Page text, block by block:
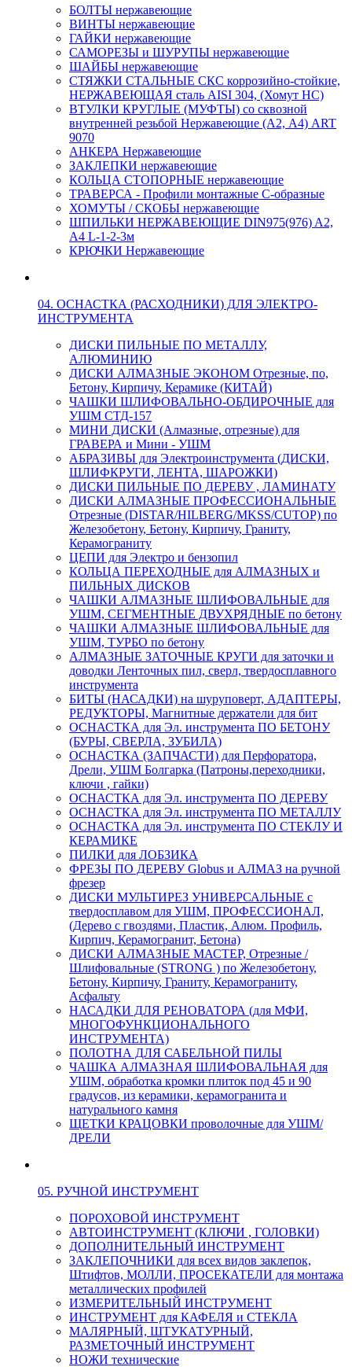
БОЛТЫ нержавеющие
ВИНТЫ нержавеющие
ГАЙКИ нержавеющие
САМОРЕЗЫ и ШУРУПЫ нержавеющие
ШАЙБЫ нержавеющие
СТЯЖКИ СТАЛЬНЫЕ СКС коррозийно-стойкие,
НЕРЖАВЕЮЩАЯ сталь AISI 304, (Хомут НС)
ВТУЛКИ КРУГЛЫЕ (МУФТЫ) со сквозной
внутренней резьбой Нержавеющие (А2, А4) ART
9070
АНКЕРА Нержавеющие
ЗАКЛЕПКИ нержавеющие
КОЛЬЦА СТОПОРНЫЕ нержавеющие
ТРАВЕРСА - Профили монтажные С-образные
ХОМУТЫ / СКОБЫ нержавеющие
ШПИЛЬКИ НЕРЖАВЕЮЩИЕ DIN975(976) A2,
А4 L-1-2-3м
КРЮЧКИ Нержавеющие
04. ОСНАСТКА (РАСХОДНИКИ) ДЛЯ ЭЛЕКТРО-
ИНСТРУМЕНТА
ДИСКИ ПИЛЬНЫЕ ПО МЕТАЛЛУ,
АЛЮМИНИЮ
ДИСКИ АЛМАЗНЫЕ ЭКОНОМ Отрезные, по,
Бетону, Кирпичу, Керамике (КИТАЙ)
ЧАШКИ ШЛИФОВАЛЬНО-ОБДИРОЧНЫЕ для
УШМ СТД-157
МИНИ ДИСКИ (Алмазные, отрезные) для
ГРАВЕРА и Мини - УШМ
АБРАЗИВЫ для Электроинструмента (ДИСКИ,
ШЛИФКРУГИ, ЛЕНТА, ШАРОЖКИ)
ДИСКИ ПИЛЬНЫЕ ПО ДЕРЕВУ , ЛАМИНАТУ
ДИСКИ АЛМАЗНЫЕ ПРОФЕССИОНАЛЬНЫЕ
Отрезные (DISTAR/HILBERG/MKSS/CUTOP) по
Железобетону, Бетону, Кирпичу, Граниту,
Керамограниту
ЦЕПИ для Электро и бензопил
КОЛЬЦА ПЕРЕХОДНЫЕ для АЛМАЗНЫХ и
ПИЛЬНЫХ ДИСКОВ
ЧАШКИ АЛМАЗНЫЕ ШЛИФОВАЛЬНЫЕ для
УШМ, СЕГМЕНТНЫЕ ДВУХРЯДНЫЕ по бетону
ЧАШКИ АЛМАЗНЫЕ ШЛИФОВАЛЬНЫЕ для
УШМ, ТУРБО по бетону
АЛМАЗНЫЕ ЗАТОЧНЫЕ КРУГИ для заточки и
доводки Ленточных пил, сверл, твердосплавного
инструмента
БИТЫ (НАСАДКИ) на шуруповерт, АДАПТЕРЫ,
РЕДУКТОРЫ, Магнитные держатели для бит
ОСНАСТКА для Эл. инструмента ПО БЕТОНУ
(БУРЫ, СВЕРЛА, ЗУБИЛА)
ОСНАСТКА (ЗАПЧАСТИ) для Перфоратора,
Дрели, УШМ Болгарка (Патроны,переходники,
ключи , гайки)
ОСНАСТКА для Эл. инструмента ПО ДЕРЕВУ
ОСНАСТКА для Эл. инструмента ПО МЕТАЛЛУ
ОСНАСТКА для Эл. инструмента ПО СТЕКЛУ И
КЕРАМИКЕ
ПИЛКИ для ЛОБЗИКА
ФРЕЗЫ ПО ДЕРЕВУ Globus и АЛМАЗ на ручной
фрезер
ДИСКИ МУЛЬТИРЕЗ УНИВЕРСАЛЬНЫЕ с
твердосплавом для УШМ, ПРОФЕССИОНАЛ,
(Дерево с гвоздями, Пластик, Алюм. Профиль,
Кирпич, Керамогранит, Бетона)
ДИСКИ АЛМАЗНЫЕ МАСТЕР, Отрезные /
Шлифовальные (STRONG ) по Железобетону,
Бетону, Кирпичу, Граниту, Керамограниту,
Асфальту
НАСАДКИ ДЛЯ РЕНОВАТОРА (для МФИ,
МНОГОФУНКЦИОНАЛЬНОГО
ИНСТРУМЕНТА)
ПОЛОТНА ДЛЯ САБЕЛЬНОЙ ПИЛЫ
ЧАШКА АЛМАЗНАЯ ШЛИФОВАЛЬНАЯ для
УШМ, обработка кромки плиток под 45 и 90
градусов, из керамики, керамогранита и
натурального камня
ЩЕТКИ КРАЦОВКИ проволочные для УШМ/
ДРЕЛИ
05. РУЧНОЙ ИНСТРУМЕНТ
ПОРОХОВОЙ ИНСТРУМЕНТ
АВТОИНСТРУМЕНТ (КЛЮЧИ , ГОЛОВКИ)
ДОПОЛНИТЕЛЬНЫЙ ИНСТРУМЕНТ
ЗАКЛЕПОЧНИКИ для всех видов заклепок,
Штифтов, МОЛЛИ, ПРОСЕКАТЕЛИ для монтажа
металлических профилей
ИЗМЕРИТЕЛЬНЫЙ ИНСТРУМЕНТ
ИНСТРУМЕНТ для КАФЕЛЯ и СТЕКЛА
МАЛЯРНЫЙ, ШТУКАТУРНЫЙ,
РАЗМЕТОЧНЫЙ ИНСТРУМЕНТ
НОЖИ технические